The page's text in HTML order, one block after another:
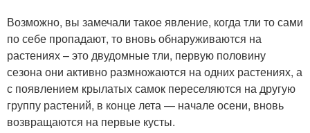
Возможно, вы замечали такое явление, когда тли то сами
по себе пропадают, то вновь обнаруживаются на
растениях – это двудомные тли, первую половину
сезона они активно размножаются на одних растениях, а
с появлением крылатых самок переселяются на другую
группу растений, в конце лета — начале осени, вновь
возвращаются на первые кусты.